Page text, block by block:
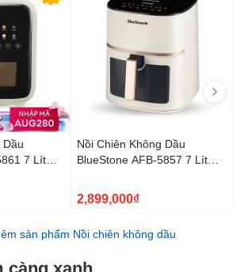
Dầu
7 Lít
Nồi Chiên Không Dầu
BlueStone AFB-5857 7 Lít
2,899,000₫
sản phẩm Nồi chiên không dầu